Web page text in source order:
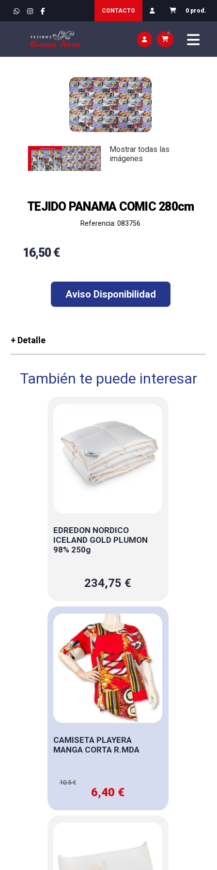
CONTACTO 0 prod.
Mostrar todas las
imágenes
TEJIDO PANAMA COMIC 280cm
Referencia: 083756
16,50 €
+ Detalle
También te puede interesar
EDREDON NORDICO
ICELAND GOLD PLUMON
98% 250g
234,75 €
CAMISETA PLAYERA
MANGA CORTA R.MDA
10.5 €
6,40 €